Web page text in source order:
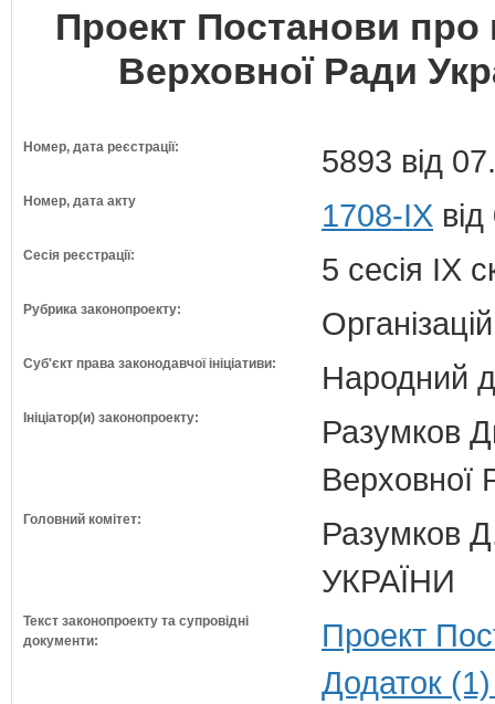
Проект Постанови про
Верховної Ради
Номер, дата реєстрації: 5893 від
Номер, дата акту 1708-IX
Сесія реєстрації: 5 сесія IX
Рубрика законопроекту:
Суб'єкт права законодавчої ініціативи: Народний
Ініціатор(и) законопроекту:
Разумков
Верховної
Головний комітет:
Разумков
УКРАЇНИ
Текст законопроекту та супровідні
документи:
Проект
Додаток